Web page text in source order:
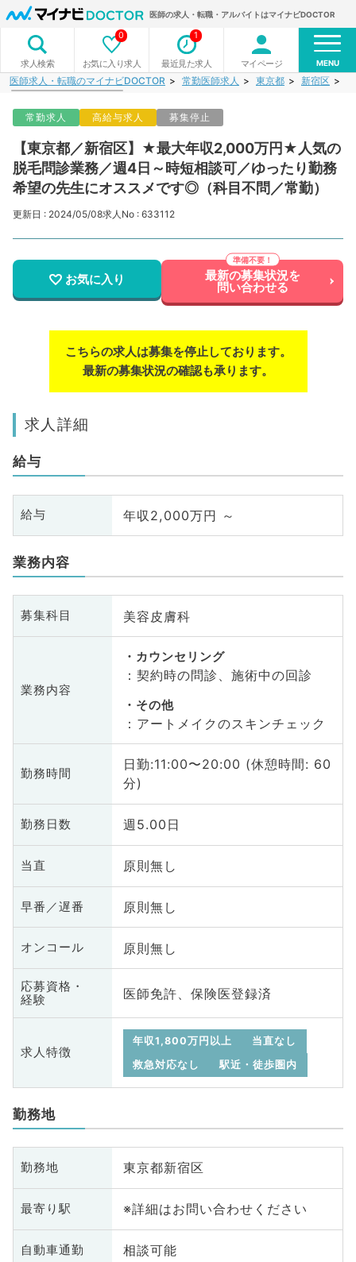
医師の求人・転職・アルバイトはマイナビDOCTOR
求人検索 お気に入り求人
0
最近見た求人
1
マイページ MENU
医師求人・転職のマイナビDOCTOR 常勤医師求人 東京都 新宿区
常勤求人 高給与求人 募集停止
【東京都／新宿区】★最大年収2,000万円★人気の
脱毛問診業務／週4日～時短相談可／ゆったり勤務
希望の先生にオススメです◎（科目不問／常勤）
更新日 : 2024/05/08求人No : 633112
お気に入り 最新の募集状況を
問い合わせる
こちらの求人は募集を停止しております。
最新の募集状況の確認も承ります。
求人詳細
給与
給与 年収2,000万円 ～
業務内容
募集科目 美容皮膚科
業務内容
カウンセリング
：契約時の問診、施術中の回診
その他
：アートメイクのスキンチェック
勤務時間
日勤:11:00〜20:00 (休憩時間: 60
分)
勤務日数 週5.00日
当直 原則無し
早番／遅番 原則無し
オンコール 原則無し
応募資格・
経験
医師免許、保険医登録済
求人特徴
年収1,800万円以上
当直なし
救急対応なし
駅近・徒歩圏内
勤務地
勤務地 東京都新宿区
最寄り駅 ※詳細はお問い合わせください
自動車通勤 相談可能